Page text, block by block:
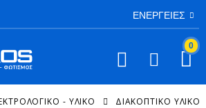
ΕΝΈΡΓΕΙΕΣ
0
- ΥΛΙΚΟ ΔΙΑΚΟΠΤΙΚΌ ΥΛΙΚΌ